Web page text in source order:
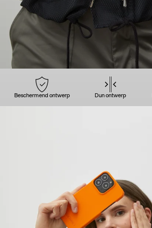
Beschermend ontwerp Dun ontwerp